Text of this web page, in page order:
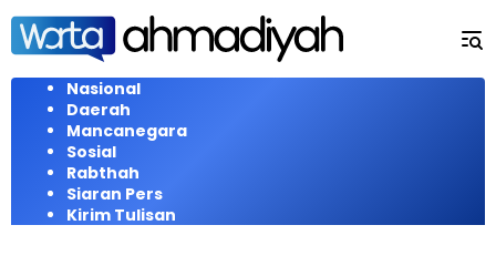
Langsung
konten
Nasional
Daerah
Mancanegara
Sosial
Rabthah
Siaran Pers
Kirim Tulisan